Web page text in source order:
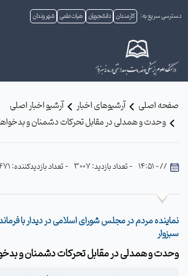
دسترسی سریع به: کارمندان دانشجویان هیات علمی شهروندان
صفحه اصلی آرشیوهای اخبار
آرشیو اخبار اصلی
وحدت و همدلی در مقابل تحرکات دشمنان و
// - 14:51 - تعداد بازدید: 3007 - تعداد بازدیدکننده: 471
نماینده مردم در مجلس شورای اسلامی در دیدار با
سبزوار
وحدت و همدلی در مقابل تحرکات دشمنان و